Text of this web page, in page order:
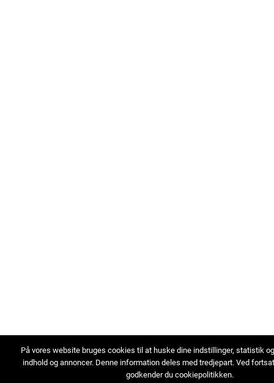
På vores website bruges cookies til at huske dine indstillinger, statistik
indhold og annoncer. Denne information deles med tredjepart. Ved
godkender du cookiepolitikken.